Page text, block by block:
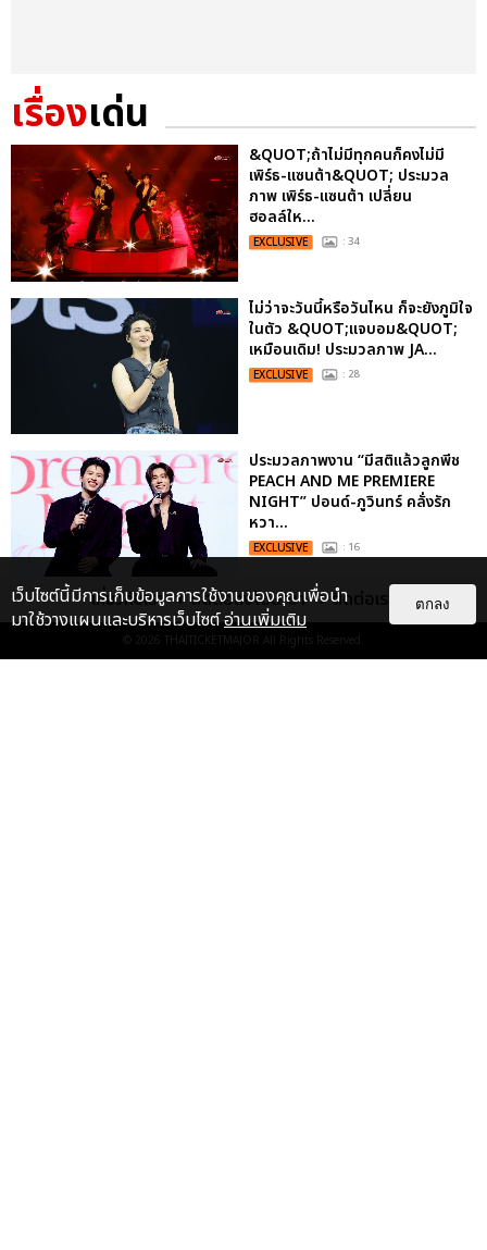
เรื่องเด่น
&QUOT;ถ้าไม่มีทุกคนก็คงไม่มี
เพิร์ธ-แซนต้า&QUOT; ประมวล
ภาพ เพิร์ธ-แซนต้า เปลี่ยน
ฮอลล์ให...
EXCLUSIVE : 34
ไม่ว่าจะวันนี้หรือวันไหน ก็จะยังภูมิใจ
ในตัว &QUOT;แจบอม&QUOT;
เหมือนเดิม! ประมวลภาพ JA...
EXCLUSIVE : 28
ประมวลภาพงาน “มีสติแล้วลูกพีช
PEACH AND ME PREMIERE
NIGHT” ปอนด์-ภูวินทร์ คลั่งรัก
หวา...
EXCLUSIVE : 16
เคมีดี มวลสนุก! ประมวลภาพ “ดิว-
ธี” เปิดตัวซีรีส์ “MR.KILL มังงะสั่ง
ตาย” ในงาน “MR.KILL...
เกี่ยวกับเรา ติดต่อลงโฆษณา ติดต่อเรา
© 2026 THAITICKETMAJOR All Rights Reserved.
เว็บไซต์นี้มีการเก็บข้อมูลการใช้งานของคุณเพื่อนำ
มาใช้วางแผนและบริหารเว็บไซต์อ่านเพิ่มเติม
ตกลง